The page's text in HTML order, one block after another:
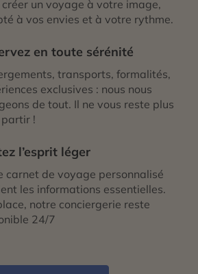
créer un voyage à votre image,
à vos envies et à votre rythme.
en toute sérénité
transports, formalités,
exclusives : nous nous
de tout. Il ne vous reste plus
partir !
l’esprit léger
carnet de voyage personnalisé
les informations essentielles.
notre conciergerie reste
24/7